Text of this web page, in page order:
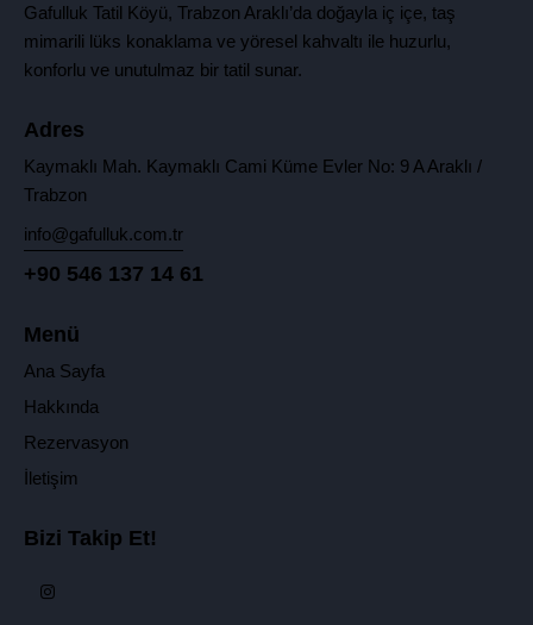
Gafulluk Tatil Köyü, Trabzon Araklı’da doğayla iç içe, taş
mimarili lüks konaklama ve yöresel kahvaltı ile huzurlu,
konforlu ve unutulmaz bir tatil sunar.
Adres
Kaymaklı Mah. Kaymaklı Cami Küme Evler No: 9 A Araklı /
Trabzon
info@gafulluk.com.tr
+90 546 137 14 61
Menü
Ana Sayfa
Hakkında
Rezervasyon
İletişim
Bizi Takip Et!